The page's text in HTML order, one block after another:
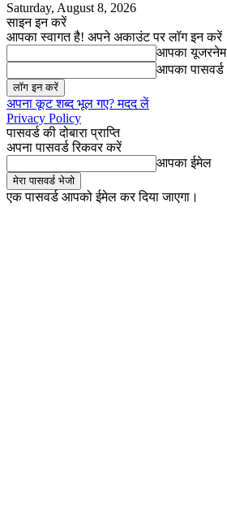
Saturday, August 8, 2026
साइन इन करें
आपका स्वागत है! अपने अकाउंट पर लॉग इन करें
आपका यूजरनेम
आपका पासवर्ड
अपना कूट शब्द भूल गए? मदद लें
Privacy Policy
पासवर्ड की दोबारा प्राप्ति
अपना पासवर्ड रिकवर करें
आपका ईमेल
एक पासवर्ड आपको ईमेल कर दिया जाएगा।